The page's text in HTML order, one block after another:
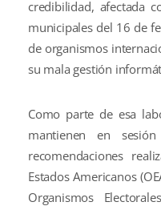
credibilidad, afectada
municipales del 16 de
de organismos
su mala gestión
Como parte de esa
mantienen en
recomendaciones
Estados Americanos
Organismos